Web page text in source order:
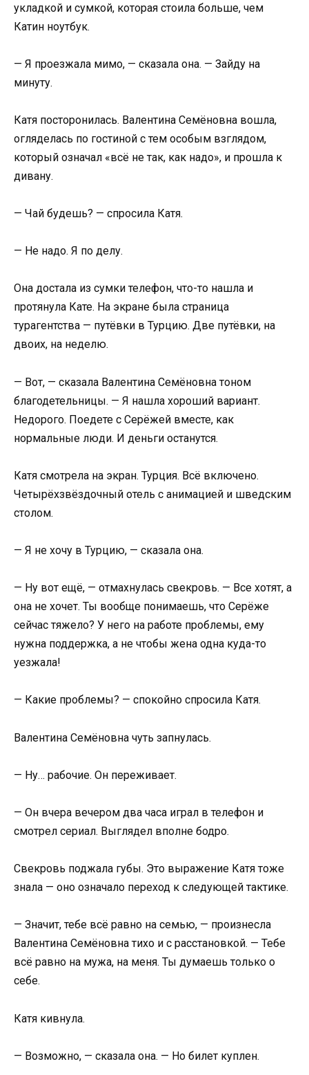
укладкой и сумкой, которая стоила больше, чем
Катин ноутбук.
— Я проезжала мимо, — сказала она. — Зайду на
минуту.
Катя посторонилась. Валентина Семёновна вошла,
огляделась по гостиной с тем особым взглядом,
который означал «всё не так, как надо», и прошла к
дивану.
— Чай будешь? — спросила Катя.
— Не надо. Я по делу.
Она достала из сумки телефон, что-то нашла и
протянула Кате. На экране была страница
турагентства — путёвки в Турцию. Две путёвки, на
двоих, на неделю.
— Вот, — сказала Валентина Семёновна тоном
благодетельницы. — Я нашла хороший вариант.
Недорого. Поедете с Серёжей вместе, как
нормальные люди. И деньги останутся.
Катя смотрела на экран. Турция. Всё включено.
Четырёхзвёздочный отель с анимацией и шведским
столом.
— Я не хочу в Турцию, — сказала она.
— Ну вот ещё, — отмахнулась свекровь. — Все хотят, а
она не хочет. Ты вообще понимаешь, что Серёже
сейчас тяжело? У него на работе проблемы, ему
нужна поддержка, а не чтобы жена одна куда-то
уезжала!
— Какие проблемы? — спокойно спросила Катя.
Валентина Семёновна чуть запнулась.
— Ну… рабочие. Он переживает.
— Он вчера вечером два часа играл в телефон и
смотрел сериал. Выглядел вполне бодро.
Свекровь поджала губы. Это выражение Катя тоже
знала — оно означало переход к следующей тактике.
— Значит, тебе всё равно на семью, — произнесла
Валентина Семёновна тихо и с расстановкой. — Тебе
всё равно на мужа, на меня. Ты думаешь только о
себе.
Катя кивнула.
— Возможно, — сказала она. — Но билет куплен.